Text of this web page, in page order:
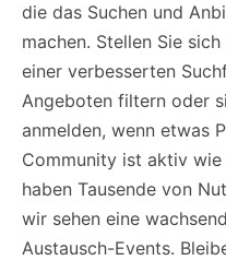
die das Suchen und
machen. Stellen Sie
einer verbesserten
Angeboten filtern oder
anmelden, wenn etwas
Community ist aktiv
haben Tausende von
wir sehen eine
Austausch-Events.